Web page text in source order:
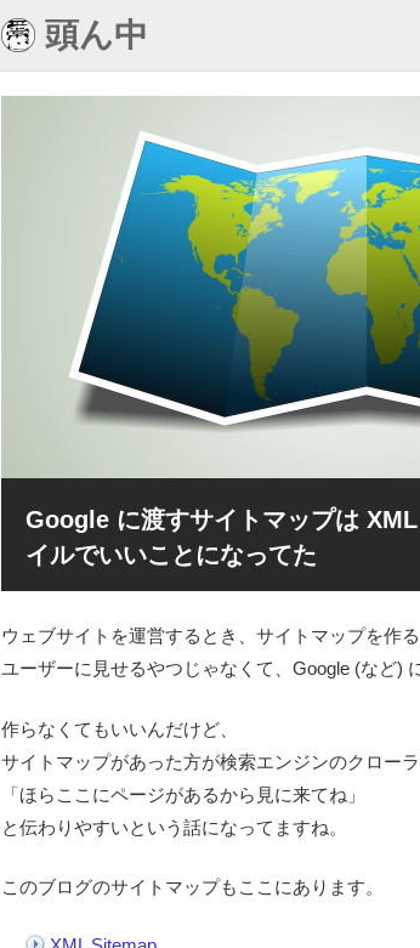
頭ん中
Google に渡すサイトマップは
イルでいいことになってた
ウェブサイトを運営するとき、サイトマップを作
ユーザーに見せるやつじゃなくて、Google (など)
作らなくてもいいんだけど、
サイトマップがあった方が検索エンジンのクロー
「ほらここにページがあるから見に来てね」
と伝わりやすいという話になってますね。
このブログのサイトマップもここにあります。